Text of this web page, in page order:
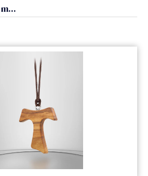
Cruz de Tau en metal